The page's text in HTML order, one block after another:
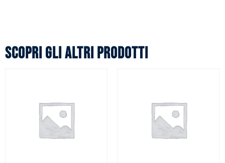
Scopri gli altri prodotti